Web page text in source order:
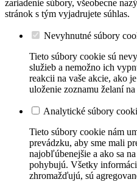
zariadenie súbory, všeobecne
stránok s tým vyjadrujete súhlas.
Nevyhnutné súbory
Tieto súbory cookie sú
služieb a nemožno ich
reakcii na vaše akcie, ako
uloženie zoznamu želaní na
Analytické súbory
Tieto súbory cookie nám
prevádzku, aby sme mali
najobľúbenejšie a ako sa
pohybujú. Všetky
zhromažďujú, sú